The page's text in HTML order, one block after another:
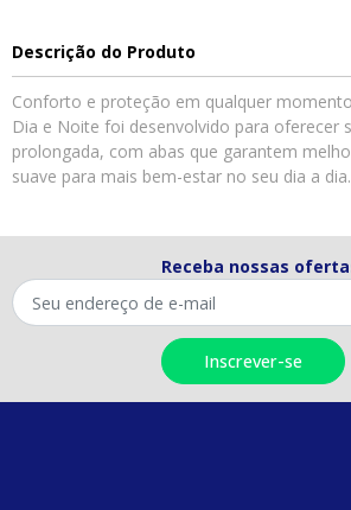
Descrição do Produto
Conforto e proteção em qualquer
Dia e Noite foi desenvolvido para oferecer
prolongada, com abas que garantem
suave para mais bem-estar no seu dia a dia.
Receba nossas